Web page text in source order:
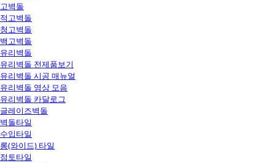
고벽돌
적고벽돌
청고벽돌
백고벽돌
유리벽돌
유리벽돌 전제품보기
유리벽돌 시공 매뉴얼
유리벽돌 영상 모음
유리벽돌 카달로그
글레이즈벽돌
벽돌타일
수입타일
롱(와이드) 타일
점토타일